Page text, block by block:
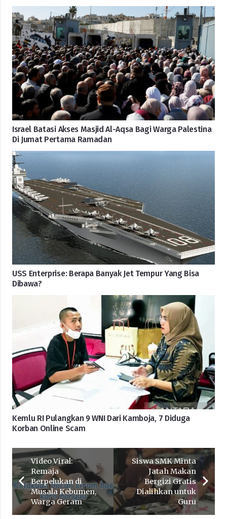
Israel Batasi Akses Masjid Al-Aqsa Bagi Warga Palestina
Di Jumat Pertama Ramadan
USS Enterprise: Berapa Banyak Jet Tempur Yang Bisa
Dibawa?
Kemlu RI Pulangkan 9 WNI Dari Kamboja, 7 Diduga
Korban Online Scam
Video Viral:
Remaja
Berpelukan di
Musala Kebumen,
Warga Geram
Siswa SMK Minta
Jatah Makan
Bergizi Gratis
Dialihkan untuk
Guru